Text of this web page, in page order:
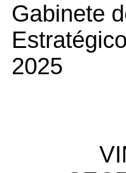
Gabinete
2025